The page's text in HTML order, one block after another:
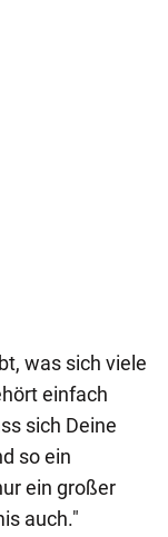
was sich viele
einfach
sich Deine
so ein
ein großer
auch."